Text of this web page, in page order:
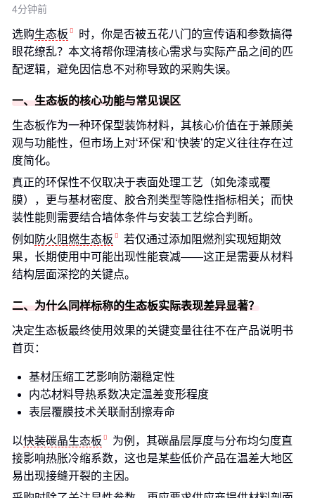
4分钟前
选购生态板
时，你是否被五花八门的宣传语和参数搞得
眼花缭乱？本文将帮你理清核心需求与实际产品之间的匹
配逻辑，避免因信息不对称导致的采购失误。
一、生态板的核心功能与常见误区
生态板作为一种环保型装饰材料，其核心价值在于兼顾美
观与功能性，但市场上对‘环保’和‘快装’的定义往往存在过
度简化。
真正的环保性不仅取决于表面处理工艺（如免漆或覆
膜），更与基材密度、胶合剂类型等隐性指标相关；而快
装性能则需要结合墙体条件与安装工艺综合判断。
例如 防火阻燃生态板
若仅通过添加阻燃剂实现短期效
果，长期使用中可能出现性能衰减——这正是需要从材料
结构层面深挖的关键点。
二、为什么同样标称的生态板实际表现差异显著？
决定生态板最终使用效果的关键变量往往不在产品说明书
首页：
基材压缩工艺影响防潮稳定性
内芯材料导热系数决定温差变形程度
表层覆膜技术关联耐刮擦寿命
以快装碳晶生态板
为例，其碳晶层厚度与分布均匀度直
接影响热胀冷缩系数，这也是某些低价产品在温差大地区
易出现接缝开裂的主因。